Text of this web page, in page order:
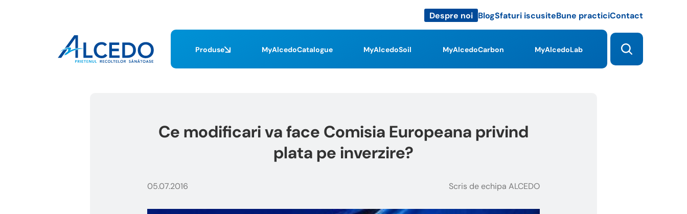
Produse MyAlcedoCatalogue MyAlcedoSoil MyAlcedoCarbon MyAlcedoLab
Despre noi BlogSfaturi iscusiteBune practiciContact
Ce modificari va face Comisia Europeana privind
plata pe inverzire?
05.07.2016 Scris de echipa ALCEDO